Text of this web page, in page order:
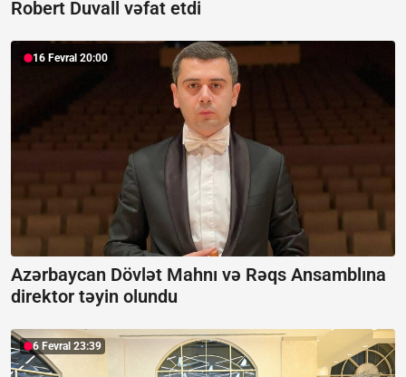
Robert Duvall vəfat etdi
16 Fevral 20:00
Azərbaycan Dövlət Mahnı və Rəqs Ansamblına
direktor təyin olundu
6 Fevral 23:39